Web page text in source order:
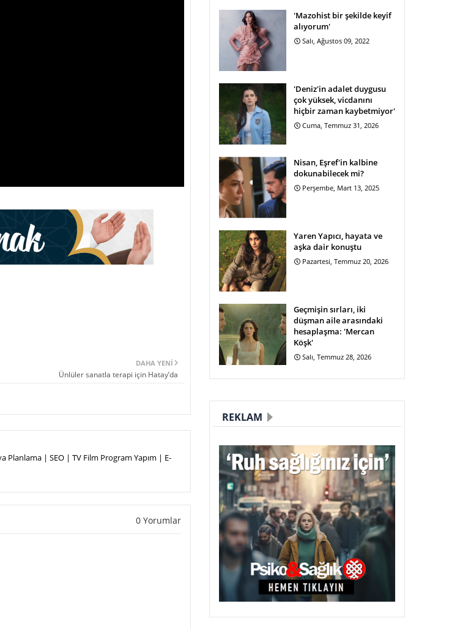
DAHA YENI
Ünlüler sanatla terapi için Hatay’da
Planlama | SEO | TV Film Program Yapım | E-
0 Yorumlar
'Mazohist bir şekilde keyif
alıyorum'
Salı, Ağustos 09, 2022
'Deniz'in adalet duygusu
çok yüksek, vicdanını
hiçbir zaman kaybetmiyor'
Cuma, Temmuz 31, 2026
Nisan, Eşref'in kalbine
dokunabilecek mi?
Perşembe, Mart 13, 2025
Yaren Yapıcı, hayata ve
aşka dair konuştu
Pazartesi, Temmuz 20, 2026
Geçmişin sırları, iki
düşman aile arasındaki
hesaplaşma: 'Mercan
Köşk'
Salı, Temmuz 28, 2026
REKLAM